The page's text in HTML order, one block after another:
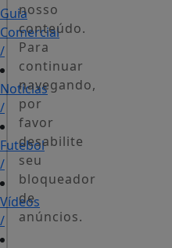
Guia
Comercial
/
Notícias
/
Futebol
/
Vídeos
/
nosso
conteúdo.
Para
continuar
navegando,
por
favor
desabilite
seu
bloqueador
de
anúncios.